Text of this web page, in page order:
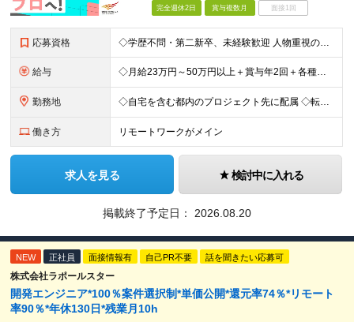
完全週休2日 賞与複数月 面接1回
応募資格 ◇学歴不問・第二新卒、未経験歓迎 人物重視の採用です！ ◇「ITエンジニアになりたい気持ち」だけでOK！ ☆経験者は『書類選考無しの面接確約』をお約束！ PM／PL／SE～プログラマやテスター、 イ
給与 ◇月給23万円～50万円以上＋賞与年2回＋各種手当 ・残業代と交通費は別途支給 ・退職金や住宅手当など…福利厚生も充実！ 【経験者は経験・スキルに応じて優遇します】★前職給与保証あり！ 開発経験1年
勤務地 ◇自宅を含む都内のプロジェクト先に配属 ◇転勤なし！プロジェクトは都内が95％以上が23区内 ◇フルリモート案件あり ■水道橋オフィス／東京都千代田区神田三崎町3-5-9 天翔オフィス水道橋7F └
働き方 リモートワークがメイン
求人を見る 検討中に入れる
掲載終了予定日： 2026.08.20
NEW 正社員 面接情報有 自己PR不要 話を聞きたい応募可
株式会社ラポールスター
開発エンジニア*100％案件選択制*単価公開*還元率74％*リモート
率90％*年休130日*残業月10h